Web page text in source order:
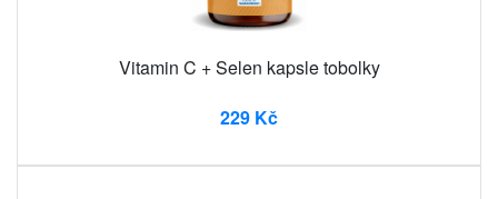
Vitamin C + Selen kapsle tobolky
229 Kč